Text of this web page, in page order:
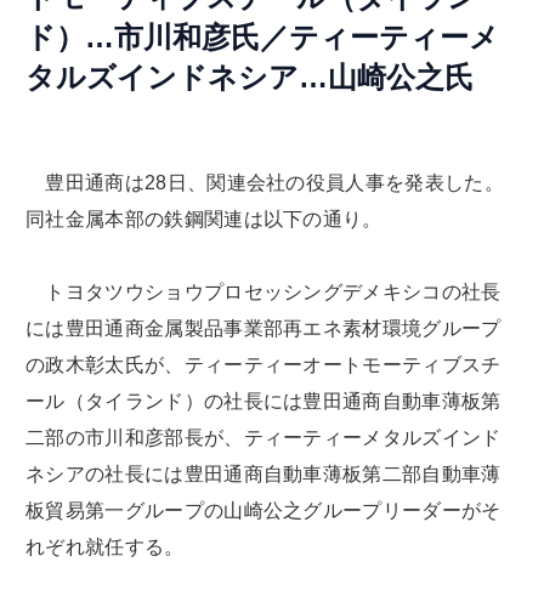
ド）…市川和彦氏／ティーティーメ
タルズインドネシア…山崎公之氏
豊田通商は28日、関連会社の役員人事を発表した。
同社金属本部の鉄鋼関連は以下の通り。
トヨタツウショウプロセッシングデメキシコの社長
には豊田通商金属製品事業部再エネ素材環境グループ
の政木彰太氏が、ティーティーオートモーティブスチ
ール（タイランド）の社長には豊田通商自動車薄板第
二部の市川和彦部長が、ティーティーメタルズインド
ネシアの社長には豊田通商自動車薄板第二部自動車薄
板貿易第一グループの山崎公之グループリーダーがそ
れぞれ就任する。